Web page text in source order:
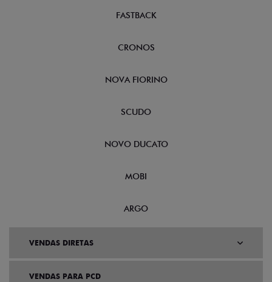
FASTBACK
CRONOS
NOVA FIORINO
SCUDO
NOVO DUCATO
MOBI
ARGO
VENDAS DIRETAS
VENDAS PARA PCD